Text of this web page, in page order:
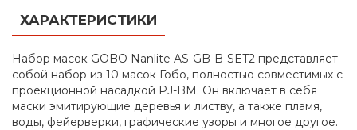
ХАРАКТЕРИСТИКИ
Набор масок GOBO Nanlite AS-GB-B-SET2 представляет
собой набор из 10 масок Гобо, полностью совместимых с
проекционной насадкой PJ-BM. Он включает в себя
маски эмитирующие деревья и листву, а также пламя,
воды, фейерверки, графические узоры и многое другое.